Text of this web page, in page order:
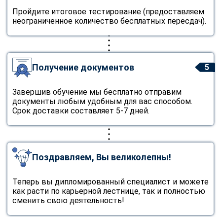
Пройдите итоговое тестирование (предоставляем
неограниченное количество бесплатных пересдач).
5
Получение документов
Завершив обучение мы бесплатно отправим
документы любым удобным для вас способом.
Срок доставки составляет 5-7 дней.
Поздравляем, Вы великолепны!
Теперь вы дипломированный специалист и можете
как расти по карьерной лестнице, так и полностью
сменить свою деятельность!